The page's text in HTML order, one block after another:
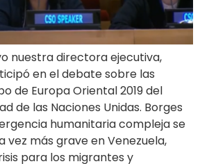
nuestra directora ejecutiva,
en el debate sobre las
de Europa Oriental 2019 del
de las Naciones Unidas. Borges
humanitaria compleja se
vez más grave en Venezuela,
para los migrantes y